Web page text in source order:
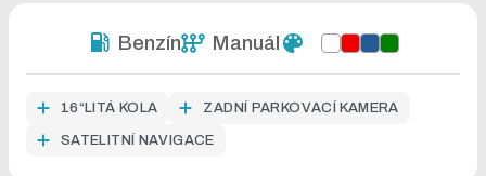
Benzín Manuál
16“LITÁ KOLA ZADNÍ PARKOVACÍ KAMERA
SATELITNÍ NAVIGACE